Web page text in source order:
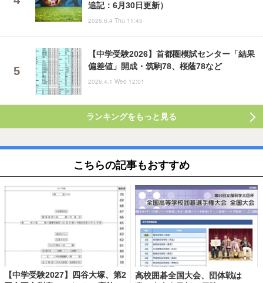
追記：6月30日更新）
2026.6.4 Thu 11:45
【中学受験2026】首都圏模試センター「結果
偏差値」開成・筑駒78、桜蔭78など
2026.4.1 Wed 12:01
ランキングをもっと見る
こちらの記事もおすすめ
【中学受験2027】四谷大塚、第2
高校囲碁全国大会、団体戦は